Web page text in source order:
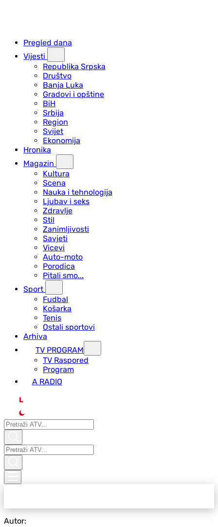
Pregled dana
Vijesti
Republika Srpska
Društvo
Banja Luka
Gradovi i opštine
BiH
Srbija
Region
Svijet
Ekonomija
Hronika
Magazin
Kultura
Scena
Nauka i tehnologija
Ljubav i seks
Zdravlje
Stil
Zanimljivosti
Savjeti
Vicevi
Auto-moto
Porodica
Pitali smo...
Sport
Fudbal
Košarka
Tenis
Ostali sportovi
Arhiva
TV PROGRAM
ТV Raspored
Program
A RADIO
L
Autor: